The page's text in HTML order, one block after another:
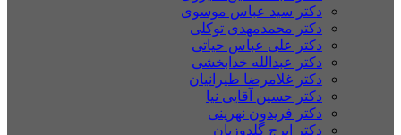
دکتر سید عباس موسوی
دکتر محمدمهدی توکلی
دکتر علی عباس حیاتی
دکتر عبدالله خدابخشی
دکتر غلامرضا طیرانیان
دکتر حسین آقایی نیا
دکتر فریدون نهرینی
دکتر ایرج گلدوزیان